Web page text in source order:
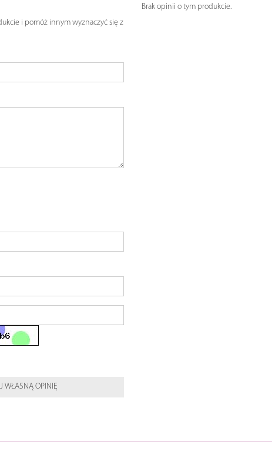
i pomóż innym wyznaczyć się z
WŁASNĄ OPINIĘ
Brak opinii o tym produkcie.